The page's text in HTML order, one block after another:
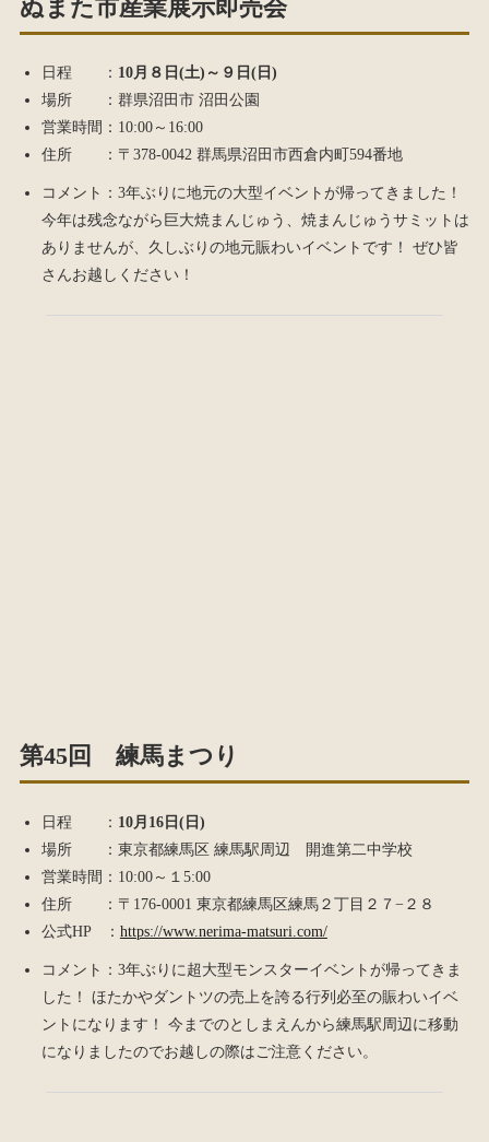
ぬまた市産業展示即売会
日程 ： 10月８日(土)～９日(日)
場所 ：群県沼田市 沼田公園
営業時間：10:00～16:00
住所 ：〒378-0042 群馬県沼田市西倉内町594番地
コメント：3年ぶりに地元の大型イベントが帰ってきました！
今年は残念ながら巨大焼まんじゅう、焼まんじゅうサミットは
ありませんが、久しぶりの地元賑わいイベントです！ ぜひ皆
さんお越しください！
第45回 練馬まつり
日程 ： 10月16日(日)
場所 ：東京都練馬区 練馬駅周辺 開進第二中学校
営業時間：10:00～１5:00
住所 ：〒176-0001 東京都練馬区練馬２丁目２７−２８
公式HP ： https://www.nerima-matsuri.com/
コメント：3年ぶりに超大型モンスターイベントが帰ってきま
した！ ほたかやダントツの売上を誇る行列必至の賑わいイベ
ントになります！ 今までのとしまえんから練馬駅周辺に移動
になりましたのでお越しの際はご注意ください。